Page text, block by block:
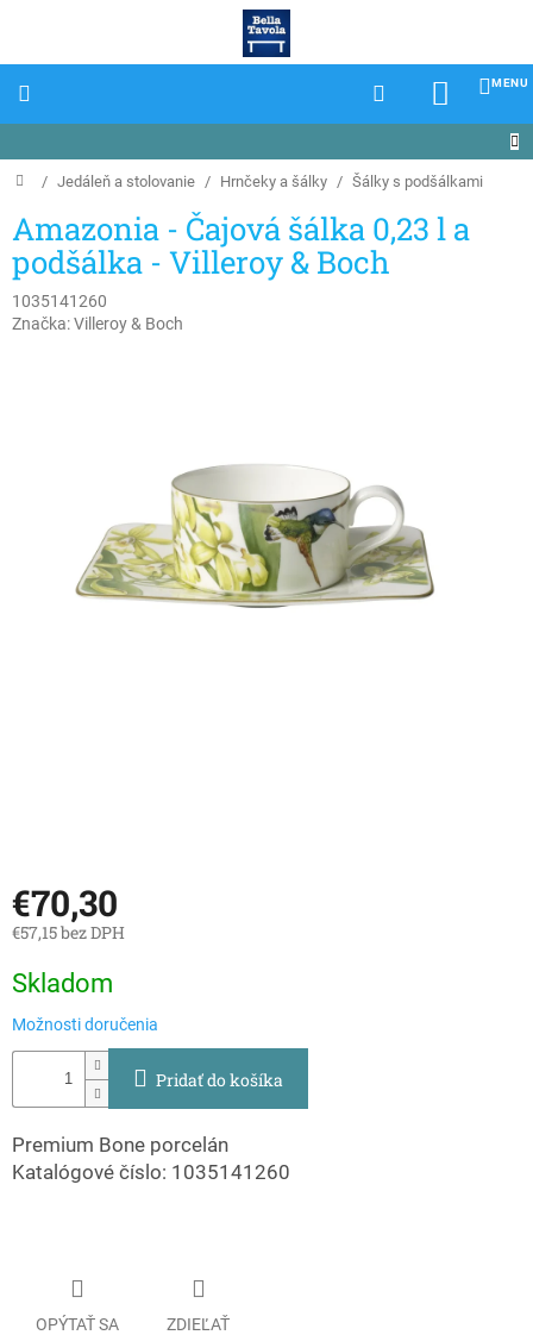
Domov
/ Jedáleň a stolovanie / Hrnčeky a šálky / Šálky s podšálkami
Amazonia - Čajová šálka 0,23 l a
podšálka - Villeroy & Boch
1035141260
Značka:Villeroy & Boch
€70,30
€57,15 bez DPH
cena:
Skladom
Možnosti doručenia
Pridať do košíka
Premium Bone porcelán
Katalógové číslo: 1035141260
OPÝTAŤ SA ZDIEĽAŤ